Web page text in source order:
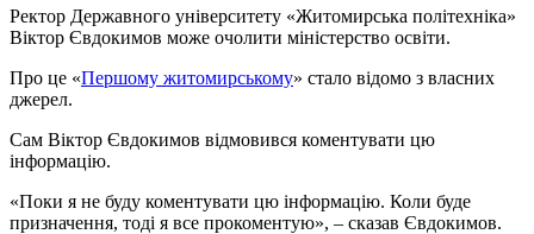
Ректор Державного університету «Житомирська політехніка»
Віктор Євдокимов може очолити міністерство освіти.
Про це «Першому житомирському» стало відомо з власних
джерел.
Сам Віктор Євдокимов відмовився коментувати цю
інформацію.
«Поки я не буду коментувати цю інформацію. Коли буде
призначення, тоді я все прокоментую», – сказав Євдокимов.